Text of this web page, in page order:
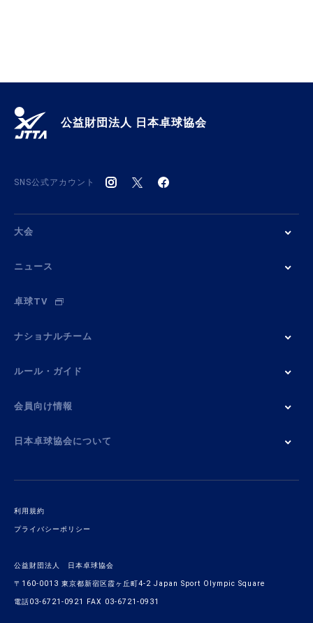
公益財団法人 日本卓球協会
SNS公式アカウント
大会
ニュース
卓球TV
ナショナルチーム
ルール・ガイド
会員向け情報
日本卓球協会について
利用規約
プライバシーポリシー
公益財団法人 日本卓球協会
〒160-0013 東京都新宿区霞ヶ丘町4-2 Japan Sport Olympic Square
電話03-6721-0921 FAX 03-6721-0931